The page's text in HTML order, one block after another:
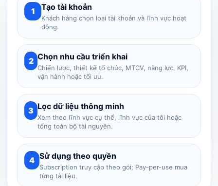
1 Tạo tài khoản
Khách hàng chọn loại tài khoản và lĩnh vực hoạt
động.
2 Chọn nhu cầu triển khai
Chiến lược, thiết kế tổ chức, MTCV, năng lực, KPI,
vận hành hoặc tối ưu.
3 Lọc dữ liệu thông minh
Xem theo lĩnh vực cụ thể, lĩnh vực của tôi hoặc
tổng toàn bộ tài nguyên.
4 Sử dụng theo quyền
Subscription truy cập theo gói; Pay-per-use mua
từng tài liệu.